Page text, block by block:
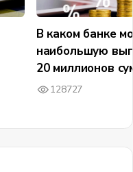
В каком банке
наибольшую
20 миллионов
128727